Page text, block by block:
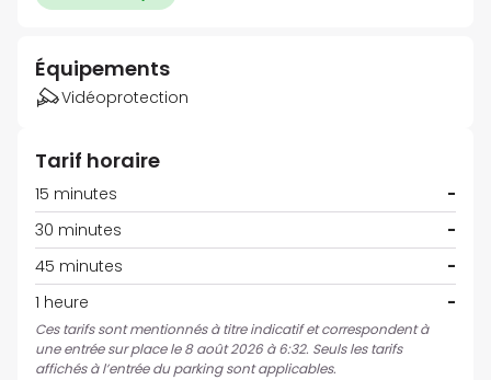
Équipements
Vidéoprotection
Tarif horaire
15 minutes
-
30 minutes
-
45 minutes
-
1 heure
-
Ces tarifs sont mentionnés à titre indicatif et correspondent à
une entrée sur place le 8 août 2026 à 6:32. Seuls les tarifs
affichés à l’entrée du parking sont applicables.